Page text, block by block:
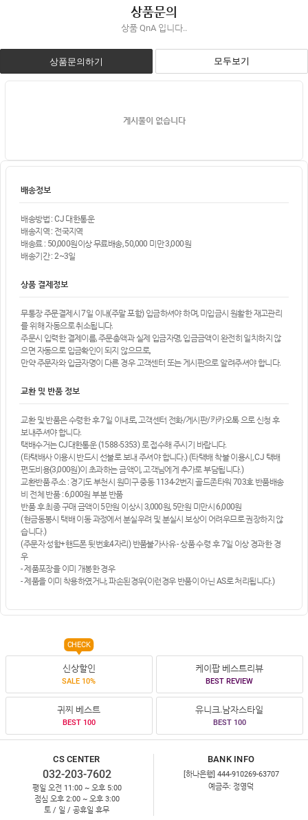
상품문의
상품 QnA 입니다..
상품문의하기 모두보기
게시물이 없습니다
배송정보
배송방법 : CJ 대한통운
배송지역 : 전국지역
배송료 : 50,000원이상 무료배송, 50,000 미만 3,000원
배송기간 : 2~3일
상품 결제정보
무통장 주문결제시 7일 이내(주말 포함) 입금하셔야 하며, 미입금시 원활한 재고관리
를 위해 자동으로 취소됩니다.
주문시 입력한 결제이름, 주문총액과 실제 입금자명, 입금금액이 완전히 일치하지 않
으면 자동으로 입금확인이 되지 않으므로,
만약 주문자와 입금자명이 다른 경우 고객센터 또는 게시판으로 알려주셔야 합니다.
교환 및 반품 정보
교환 및 반품은 수령한 후 7일 이내로, 고객센터 전화/게시판/카카오톡 으로 신청 후
보내주셔야 합니다.
택배수거는 CJ대한통운 (1588-5353) 로 접수해 주시기 바랍니다.
(타택배사 이용시 반드시 선불로 보내 주셔야 합니다.) (타택배 착불 이용시, CJ 택배
편도비용(3,000원)이 초과하는 금액이, 고객님에게 추가로 부담됩니다.)
교환반품 주소 : 경기도 부천시 원미구 중동 1134-2번지 골드존타워 703호 반품배송
비 전체 반품 : 6,000원 부분 반품
반품 후 최종 구매 금액이 5만원 이상시 3,000원, 5만원 미만시 6,000원
(현금동봉시 택배 이동 과정에서 분실우려 및 분실시 보상이 어려우므로 권장하지 않
습니다.)
(주문자 성함+핸드폰 뒷번호4자리) 반품불가사유 - 상품 수령 후 7일 이상 경과한 경
우
- 제품포장을 이미 개봉한 경우
- 제품을 이미 착용하였거나, 파손된경우(이런경우 반품이 아닌 AS로 처리됩니다.)
신상할인
SALE 10%
CHECK
케이팝 베스트리뷰
BEST REVIEW
귀찌 베스트
BEST 100
유니크.남자스타일
BEST 100
CS CENTER
032-203-7602
평일 오전 11:00 ~ 오후 5:00
점심 오후 2:00 ~ 오후 3:00
토 / 일 / 공휴일 휴무
BANK INFO
[하나은행] 444-910269-63707
예금주: 정영덕